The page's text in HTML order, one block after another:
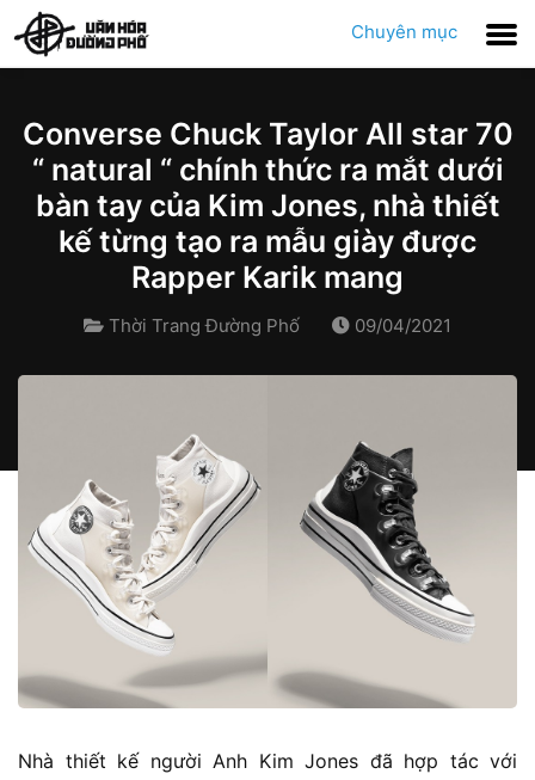
Chuyên mục
Converse Chuck Taylor All star 70
“ natural “ chính thức ra mắt dưới
bàn tay của Kim Jones, nhà thiết
kế từng tạo ra mẫu giày được
Rapper Karik mang
Thời Trang Đường Phố 09/04/2021
Nhà thiết kế người Anh Kim Jones đã hợp tác với